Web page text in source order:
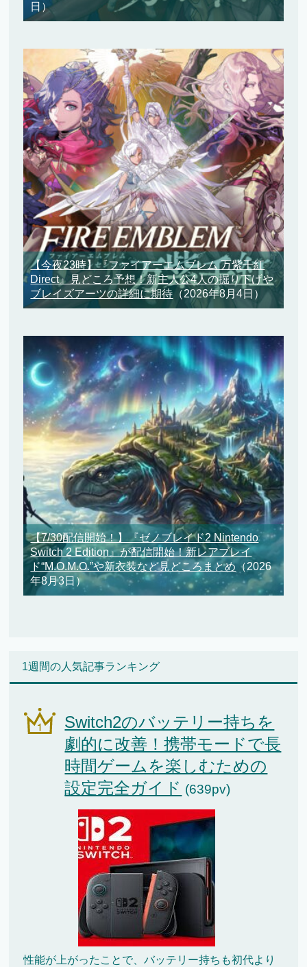
日）
【今夜23時】『ファイアーエムブレム 万紫千紅
Direct』見どころ予想！新主人公4人の掘り下げや
ブレイズアーツの詳細に期待 （2026年8月4日）
【7/30配信開始！】『ゼノブレイド2 Nintendo
Switch 2 Edition』が配信開始！新レアブレイ
ド“M.O.M.O.”や新衣装など見どころまとめ（2026
年8月3日）
1週間の人気記事ランキング
Switch2のバッテリー持ちを
劇的に改善！携帯モードで長
時間ゲームを楽しむための
設定完全ガイド (639pv)
性能が上がったことで、バッテリー持ちも初代より